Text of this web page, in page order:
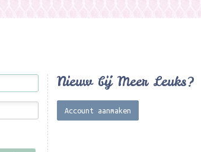
Nieuw bij Meer Leuks?
Account aanmaken